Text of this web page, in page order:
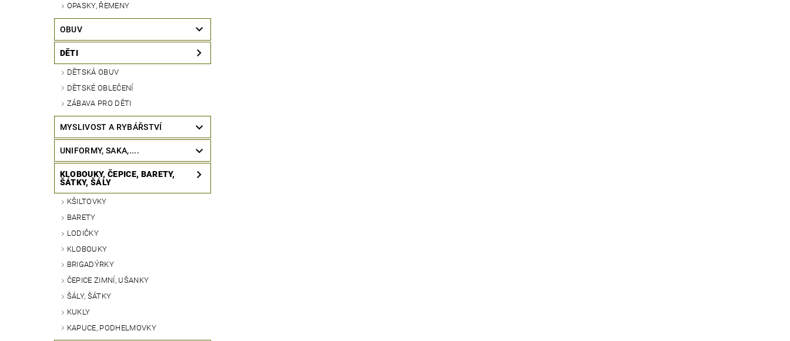
OPASKY, ŘEMENY
OBUV
DĚTI
DĚTSKÁ OBUV
DĚTSKÉ OBLEČENÍ
ZÁBAVA PRO DĚTI
MYSLIVOST A RYBÁŘSTVÍ
UNIFORMY, SAKA,....
KLOBOUKY, ČEPICE, BARETY,
ŠÁTKY, ŠÁLY
KŠILTOVKY
BARETY
LODIČKY
KLOBOUKY
BRIGADÝRKY
ČEPICE ZIMNÍ, UŠANKY
ŠÁLY, ŠÁTKY
KUKLY
KAPUCE, PODHELMOVKY